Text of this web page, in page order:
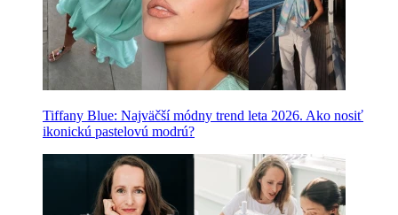
Tiffany Blue: Najväčší módny trend leta 2026. Ako nosiť
ikonickú pastelovú modrú?